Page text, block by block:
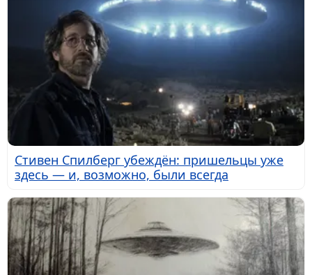
Стивен Спилберг убеждён: пришельцы уже
здесь — и, возможно, были всегда